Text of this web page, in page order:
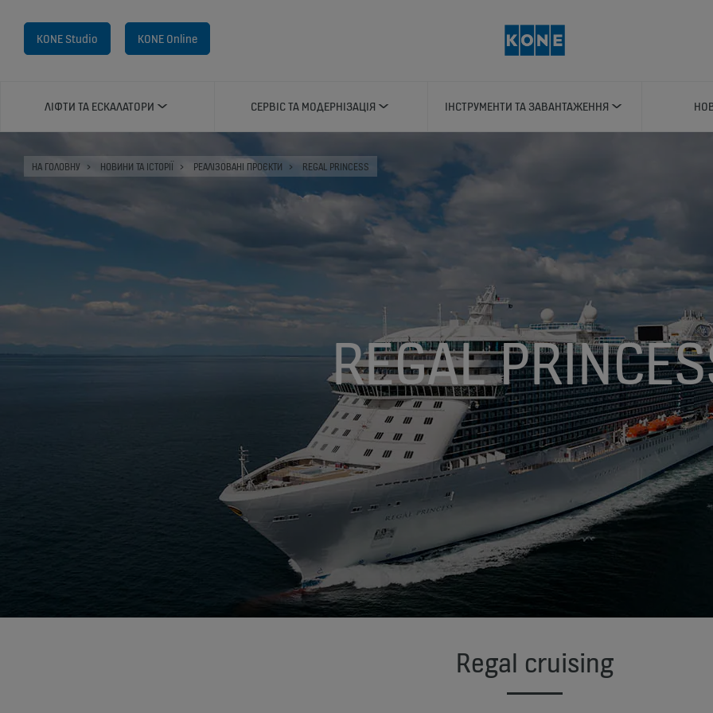
KONE Studio KONE Online
ЛІФТИ ТА ЕСКАЛАТОРИ СЕРВІС ТА МОДЕРНІЗАЦІЯ ІНСТРУМЕНТИ ТА ЗАВАНТАЖЕННЯ
НА ГОЛОВНУ НОВИНИ ТА ІСТОРІЇ РЕАЛІЗОВАНІ ПРОЄКТИ REGAL PRINCESS
REGAL
Regal cruising